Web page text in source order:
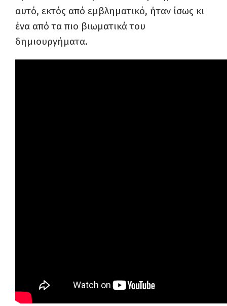
αυτό, εκτός από εμβληματικό, ήταν ίσως κι
ένα από τα πιο βιωματικά του
δημιουργήματα.